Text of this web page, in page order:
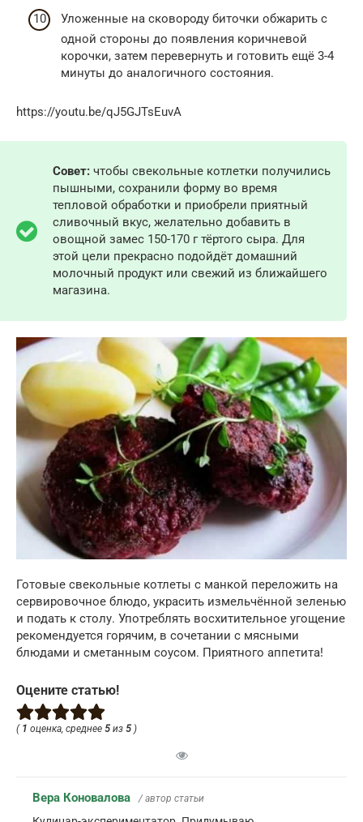
Уложенные на сковороду биточки обжарить с
одной стороны до появления коричневой
корочки, затем перевернуть и готовить ещё 3-4
минуты до аналогичного состояния.
https://youtu.be/qJ5GJTsEuvA
Совет: чтобы свекольные котлетки получились
пышными, сохранили форму во время
тепловой обработки и приобрели приятный
сливочный вкус, желательно добавить в
овощной замес 150-170 г тёртого сыра. Для
этой цели прекрасно подойдёт домашний
молочный продукт или свежий из ближайшего
магазина.
Готовые свекольные котлеты с манкой переложить на
сервировочное блюдо, украсить измельчённой зеленью
и подать к столу. Употреблять восхитительное угощение
рекомендуется горячим, в сочетании с мясными
блюдами и сметанным соусом. Приятного аппетита!
Оцените статью!
( 1 оценка, среднее 5 из 5 )
Вера Коновалова / автор статьи